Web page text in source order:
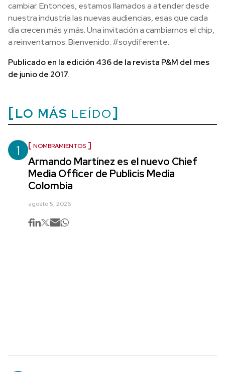
cambiar. Entonces, estamos llamados a atender desde
nuestra industria las nuevas audiencias, esas que cada
día crecen más y más. Una invitación a cambiarnos el chip,
a reinventarnos. Bienvenido: #soydiferente.
Publicado en la edición 436 de la revista P&M del mes
de junio de 2017.
LO MÁS LEÍDO
1 NOMBRAMIENTOS
Armando Martínez es el nuevo Chief
Media Officer de Publicis Media
Colombia
agosto 5, 2026